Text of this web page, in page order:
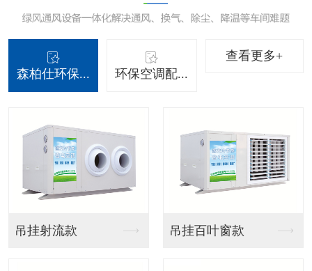
森柏仕环保... 环保空调配...
查看更多+
摆叶风口 分体调变频器